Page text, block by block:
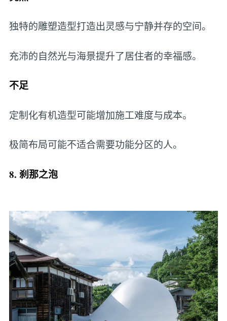
独特的雕塑造型打造出灵感与宁静并存的空间。
充沛的自然光与海景提升了居住者的幸福感。
不足
定制化有机造型可能增加施工难度与成本。
极简布局可能不适合需要功能分区的人。
8. 刹那之泡